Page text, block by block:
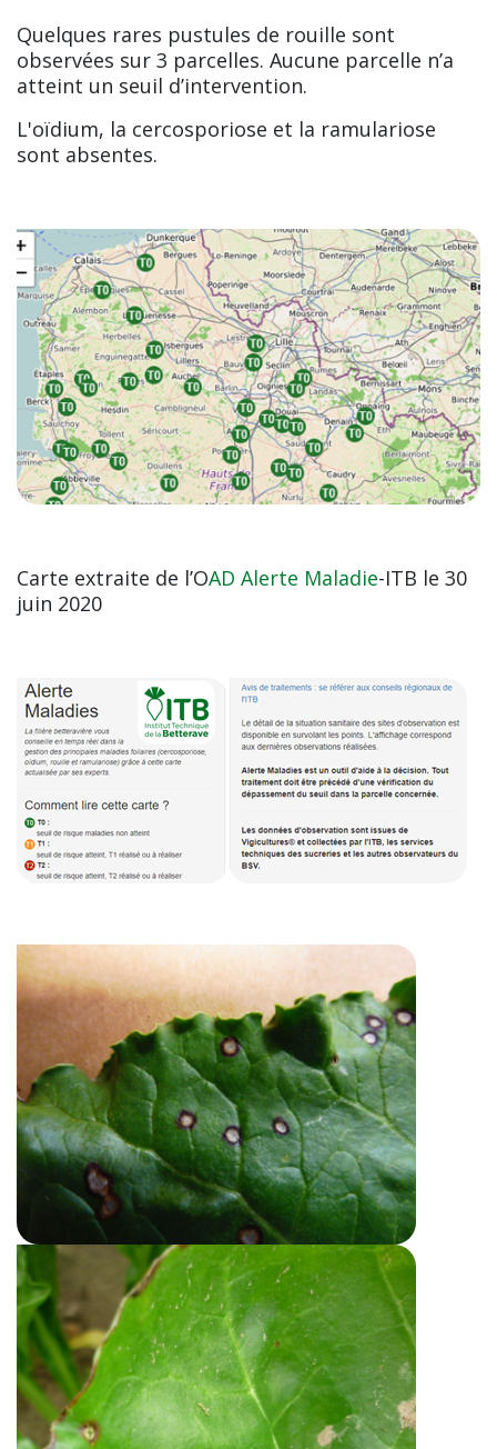
Quelques rares pustules de rouille sont
observées sur 3 parcelles. Aucune parcelle n’a
atteint un seuil d’intervention.
L'oïdium, la cercosporiose et la ramulariose
sont absentes.
Carte extraite de l’OAD Alerte Maladie-ITB le 30
juin 2020